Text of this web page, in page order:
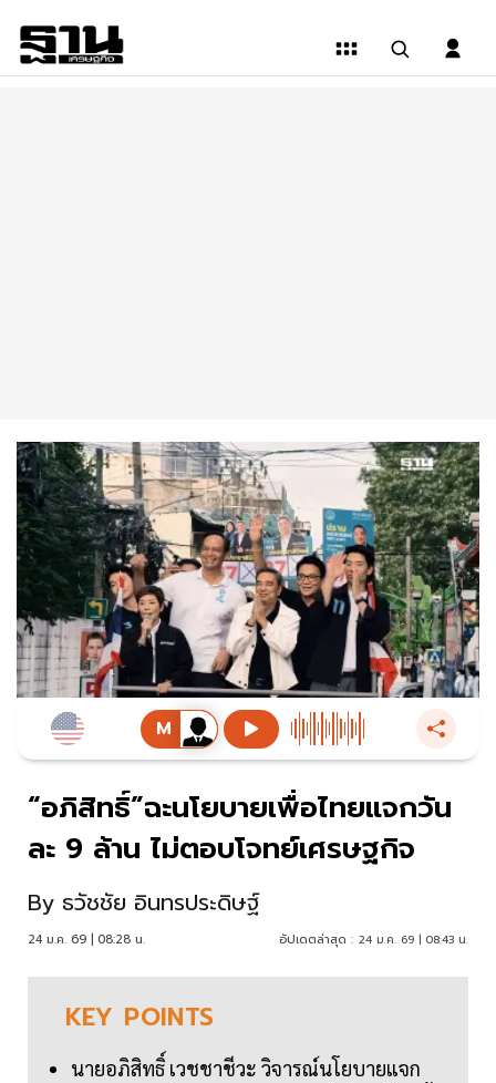
“อภิสิทธิ์”ฉะนโยบายเพื่อไทยแจกวัน
ละ 9 ล้าน ไม่ตอบโจทย์เศรษฐกิจ
By ธวัชชัย อินทรประดิษฐ์
24 ม.ค. 69 | 08:28 น. อัปเดตล่าสุด : 24 ม.ค. 69 | 08:43 น.
KEY POINTS
นายอภิสิทธิ์ เวชชาชีวะ วิจารณ์นโยบายแจก